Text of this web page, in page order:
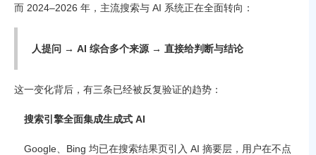
而 2024–2026 年，主流搜索与 AI 系统正在全面转向：
人提问 → AI 综合多个来源 → 直接给判断与结论
这一变化背后，有三条已经被反复验证的趋势：
搜索引擎全面集成生成式 AI
Google、Bing 均已在搜索结果页引入 AI 摘要层，用户在不点